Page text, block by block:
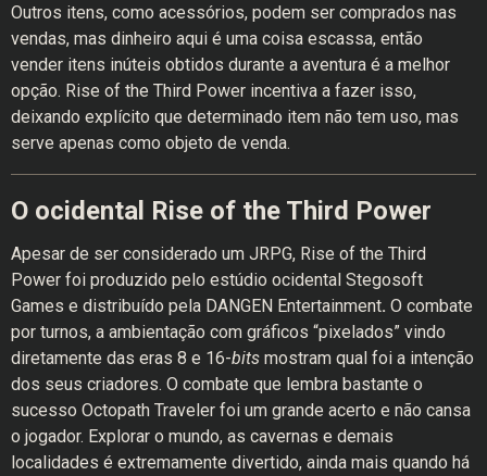
Outros itens, como acessórios, podem ser comprados nas
vendas, mas dinheiro aqui é uma coisa escassa, então
vender itens inúteis obtidos durante a aventura é a melhor
opção. Rise of the Third Power incentiva a fazer isso,
deixando explícito que determinado item não tem uso, mas
serve apenas como objeto de venda.
O ocidental Rise of the Third Power
Apesar de ser considerado um JRPG, Rise of the Third
Power foi produzido pelo estúdio ocidental Stegosoft
Games e distribuído pela DANGEN Entertainment. O combate
por turnos, a ambientação com gráficos “pixelados” vindo
diretamente das eras 8 e 16-bits mostram qual foi a intenção
dos seus criadores. O combate que lembra bastante o
sucesso Octopath Traveler foi um grande acerto e não cansa
o jogador. Explorar o mundo, as cavernas e demais
localidades é extremamente divertido, ainda mais quando há